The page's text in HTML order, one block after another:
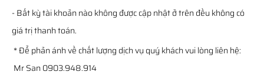
- Bất kỳ tài khoản nào không được cập nhật ở trên đều không có
giá trị thanh toán.
* Để phản ánh về chất lượng dịch vụ quý khách vui lòng liên hệ:
Mr San 0903.948.914